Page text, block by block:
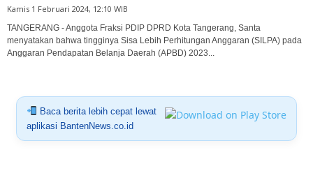
Kamis 1 Februari 2024, 12:10 WIB
TANGERANG - Anggota Fraksi PDIP DPRD Kota Tangerang, Santa
menyatakan bahwa tingginya Sisa Lebih Perhitungan Anggaran (SILPA) pada
Anggaran Pendapatan Belanja Daerah (APBD) 2023...
Baca berita lebih cepat lewat
aplikasi BantenNews.co.id